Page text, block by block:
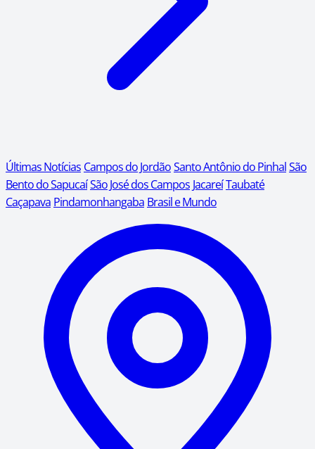
Últimas Notícias Campos do JordãoSanto Antônio do PinhalSão
Bento do SapucaíSão José dos Campos JacareíTaubaté
Caçapava Pindamonhangaba Brasil e Mundo